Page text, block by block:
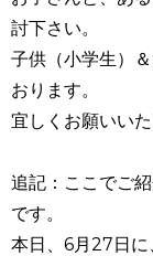
討下さい。
子供（小学生）
おります。
宜しくお願いいた
追記：ここでご
です。
本日、6月27日に